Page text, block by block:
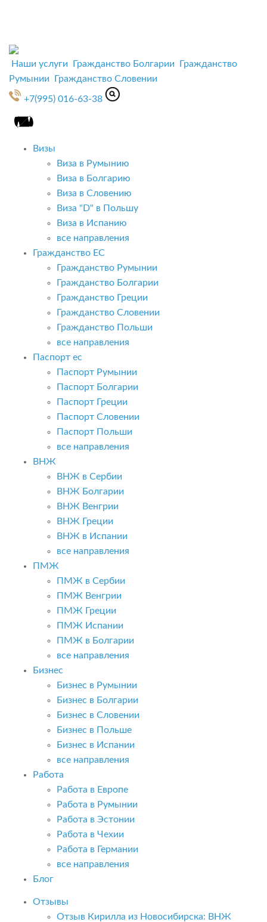
Наши услуги Гражданство Болгарии
Гражданство
Румынии
Гражданство Словении
+7(995) 016-63-38
Визы
Виза в Румынию
Виза в Болгарию
Виза в Словению
Виза "D" в Польшу
Виза в Испанию
все направления
Гражданство ЕС
Гражданство Румынии
Гражданство Болгарии
Гражданство Греции
Гражданство Словении
Гражданство Польши
все направления
Паспорт ес
Паспорт Румынии
Паспорт Болгарии
Паспорт Греции
Паспорт Словении
Паспорт Польши
все направления
ВНЖ
ВНЖ в Сербии
ВНЖ Болгарии
ВНЖ Венгрии
ВНЖ Греции
ВНЖ в Испании
все направления
ПМЖ
ПМЖ в Сербии
ПМЖ Венгрии
ПМЖ Греции
ПМЖ Испании
ПМЖ в Болгарии
все направления
Бизнес
Бизнес в Румынии
Бизнес в Болгарии
Бизнес в Словении
Бизнес в Польше
Бизнес в Испании
все направления
Работа
Работа в Европе
Работа в Румынии
Работа в Эстонии
Работа в Чехии
Работа в Германии
все направления
Блог
Отзывы
Отзыв Кирилла из Новосибирска: ВНЖ